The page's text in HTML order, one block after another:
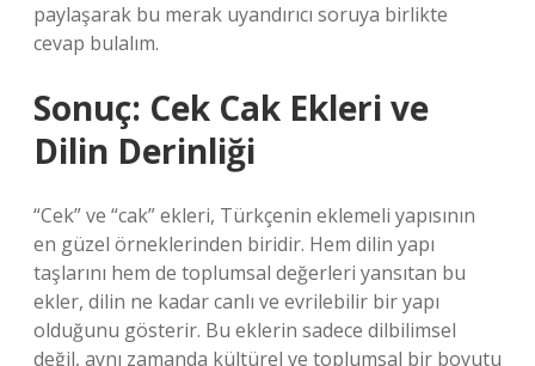
paylaşarak bu merak uyandırıcı soruya birlikte
cevap bulalım.
Sonuç: Cek Cak Ekleri ve
Dilin Derinliği
“Cek” ve “cak” ekleri, Türkçenin eklemeli yapısının
en güzel örneklerinden biridir. Hem dilin yapı
taşlarını hem de toplumsal değerleri yansıtan bu
ekler, dilin ne kadar canlı ve evrilebilir bir yapı
olduğunu gösterir. Bu eklerin sadece dilbilimsel
değil, aynı zamanda kültürel ve toplumsal bir boyutu